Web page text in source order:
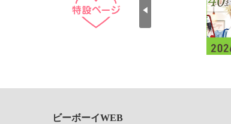
ビーボーイWEB